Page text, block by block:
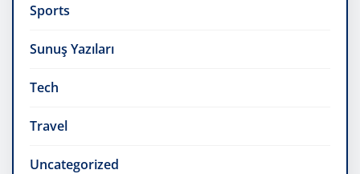
Sports
Sunuş Yazıları
Tech
Travel
Uncategorized